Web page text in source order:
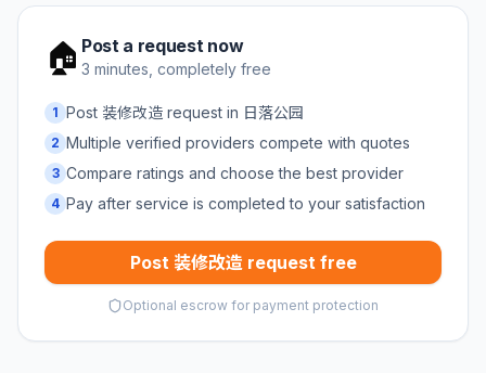
🏠 Post a request now
3 minutes, completely free
1 Post 装修改造 request in 日落公园
2 Multiple verified providers compete with quotes
3 Compare ratings and choose the best provider
4 Pay after service is completed to your satisfaction
Post 装修改造 request free
Optional escrow for payment protection